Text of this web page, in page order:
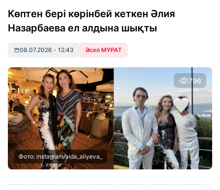
Көптен бері көрінбей кеткен Әлия
Назарбаева ел алдына шықты
08.07.2026 • 12:43 Әсел МҰРАТ
796
Фото: instagram/aida_aliyeva_